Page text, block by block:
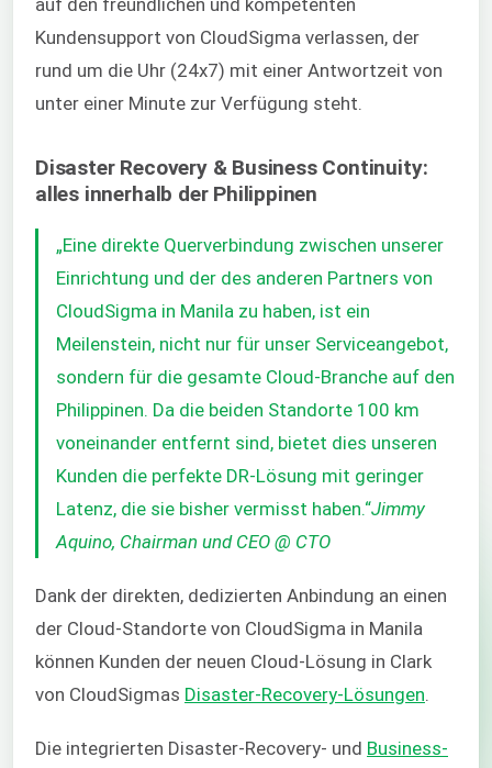
Kundensupport von CloudSigma verlassen, der
rund um die Uhr (24x7) mit einer Antwortzeit von
unter einer Minute zur Verfügung steht.
Disaster Recovery & Business Continuity:
alles innerhalb der Philippinen
„Eine direkte Querverbindung zwischen unserer
Einrichtung und der des anderen Partners von
CloudSigma in Manila zu haben, ist ein
Meilenstein, nicht nur für unser Serviceangebot,
sondern für die gesamte Cloud-Branche auf den
Philippinen. Da die beiden Standorte 100 km
voneinander entfernt sind, bietet dies unseren
Kunden die perfekte DR-Lösung mit geringer
Latenz, die sie bisher vermisst haben.“Jimmy
Aquino, Chairman und CEO @ CTO
Dank der direkten, dedizierten Anbindung an einen
der Cloud-Standorte von CloudSigma in Manila
können Kunden der neuen Cloud-Lösung in Clark
von CloudSigmas Disaster-Recovery-Lösungen.
Die integrierten Disaster-Recovery- und Business-